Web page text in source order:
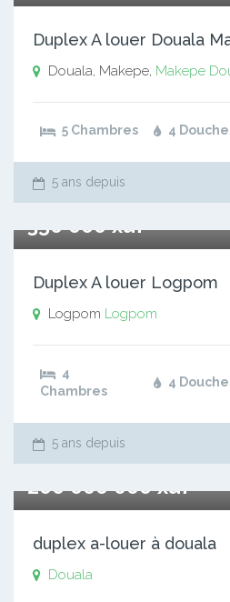
Duplex A louer Douala
Douala, Makepe, Makepe
5 Chambres 4
5 ans depuis
350 000 xaf
Duplex A louer Logpom
Logpom Logpom
4
Chambres
4
5 ans depuis
200 000 000 xaf
duplex a-louer à douala
Douala